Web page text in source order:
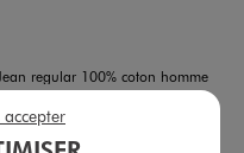
regular 100% coton homme
Existe en taille +